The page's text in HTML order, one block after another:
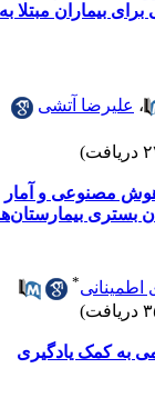
بیماران مبتلا به
،علیرضا آتشی
مصنوعی و آمار
بیمارستان‌ها
کمک یادگیری